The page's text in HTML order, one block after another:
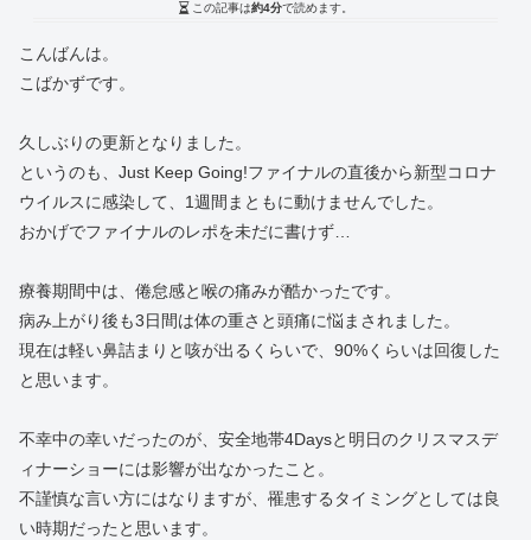
この記事は約4分で読めます。
こんばんは。
こばかずです。
久しぶりの更新となりました。
というのも、Just Keep Going!ファイナルの直後から新型コロナ
ウイルスに感染して、1週間まともに動けませんでした。
おかげでファイナルのレポを未だに書けず…
療養期間中は、倦怠感と喉の痛みが酷かったです。
病み上がり後も3日間は体の重さと頭痛に悩まされました。
現在は軽い鼻詰まりと咳が出るくらいで、90%くらいは回復した
と思います。
不幸中の幸いだったのが、安全地帯4Daysと明日のクリスマスデ
ィナーショーには影響が出なかったこと。
不謹慎な言い方にはなりますが、罹患するタイミングとしては良
い時期だったと思います。